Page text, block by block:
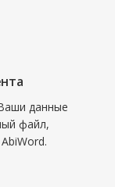
данные
файл,